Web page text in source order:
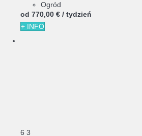
Ogród
od 770,00 € / tydzień
+ INFO
6 3